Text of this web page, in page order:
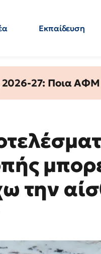
Εκπαίδευση
2026-27: Ποια
την